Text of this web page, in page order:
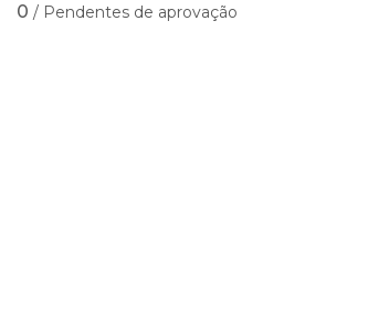
0 / Pendentes de aprovação